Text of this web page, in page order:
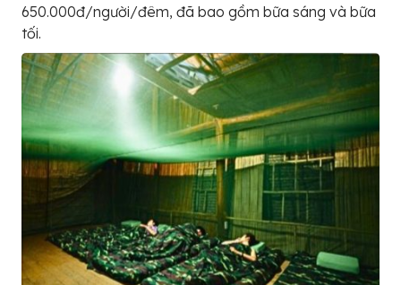
650.000đ/người/đêm, đã bao gồm bữa sáng và bữa
tối.